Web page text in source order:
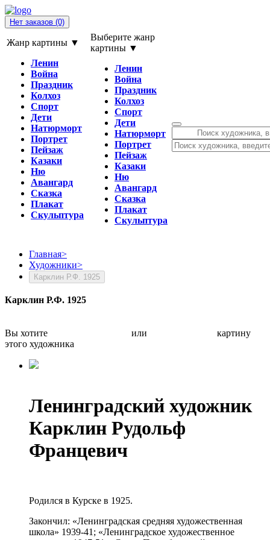
Нет заказов (0)
Жанр картины ▼
Ленин
Война
Праздник
Колхоз
Спорт
Дети
Натюрморт
Портрет
Пейзаж
Казаки
Ню
Авангард
Сказка
Плакат
Скульптура
Выберите жанр
картины ▼
Ленин
Война
Праздник
Колхоз
Спорт
Дети
Натюрморт
Портрет
Пейзаж
Казаки
Ню
Авангард
Сказка
Плакат
Скульптура
Главная>
Художники>
Карклин Р.Ф. 1925
Карклин Р.Ф. 1925
Вы хотите или
картину
этого художника
Ленинградский художник
Карклин Рудольф
Францевич
Родился в Курске в 1925.
Закончил: «Ленинградская средняя художественная
школа» 1939-41; «Ленинградское художественное